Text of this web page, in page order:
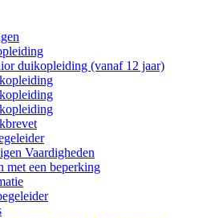
duikopleiding (vanaf 12 jaar)
Vaardigheden
met een beperking